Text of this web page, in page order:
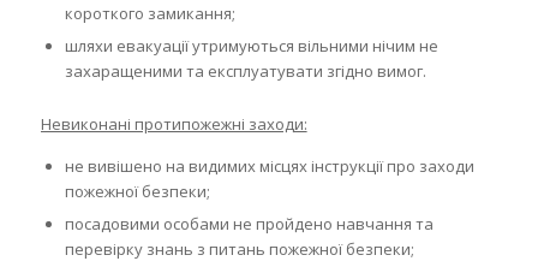
короткого замикання;
шляхи евакуації утримуються вільними нічим не
захаращеними та експлуатувати згідно вимог.
Невиконані протипожежні заходи:
не вивішено на видимих місцях інструкції про заходи
пожежної безпеки;
посадовими особами не пройдено навчання та
перевірку знань з питань пожежної безпеки;